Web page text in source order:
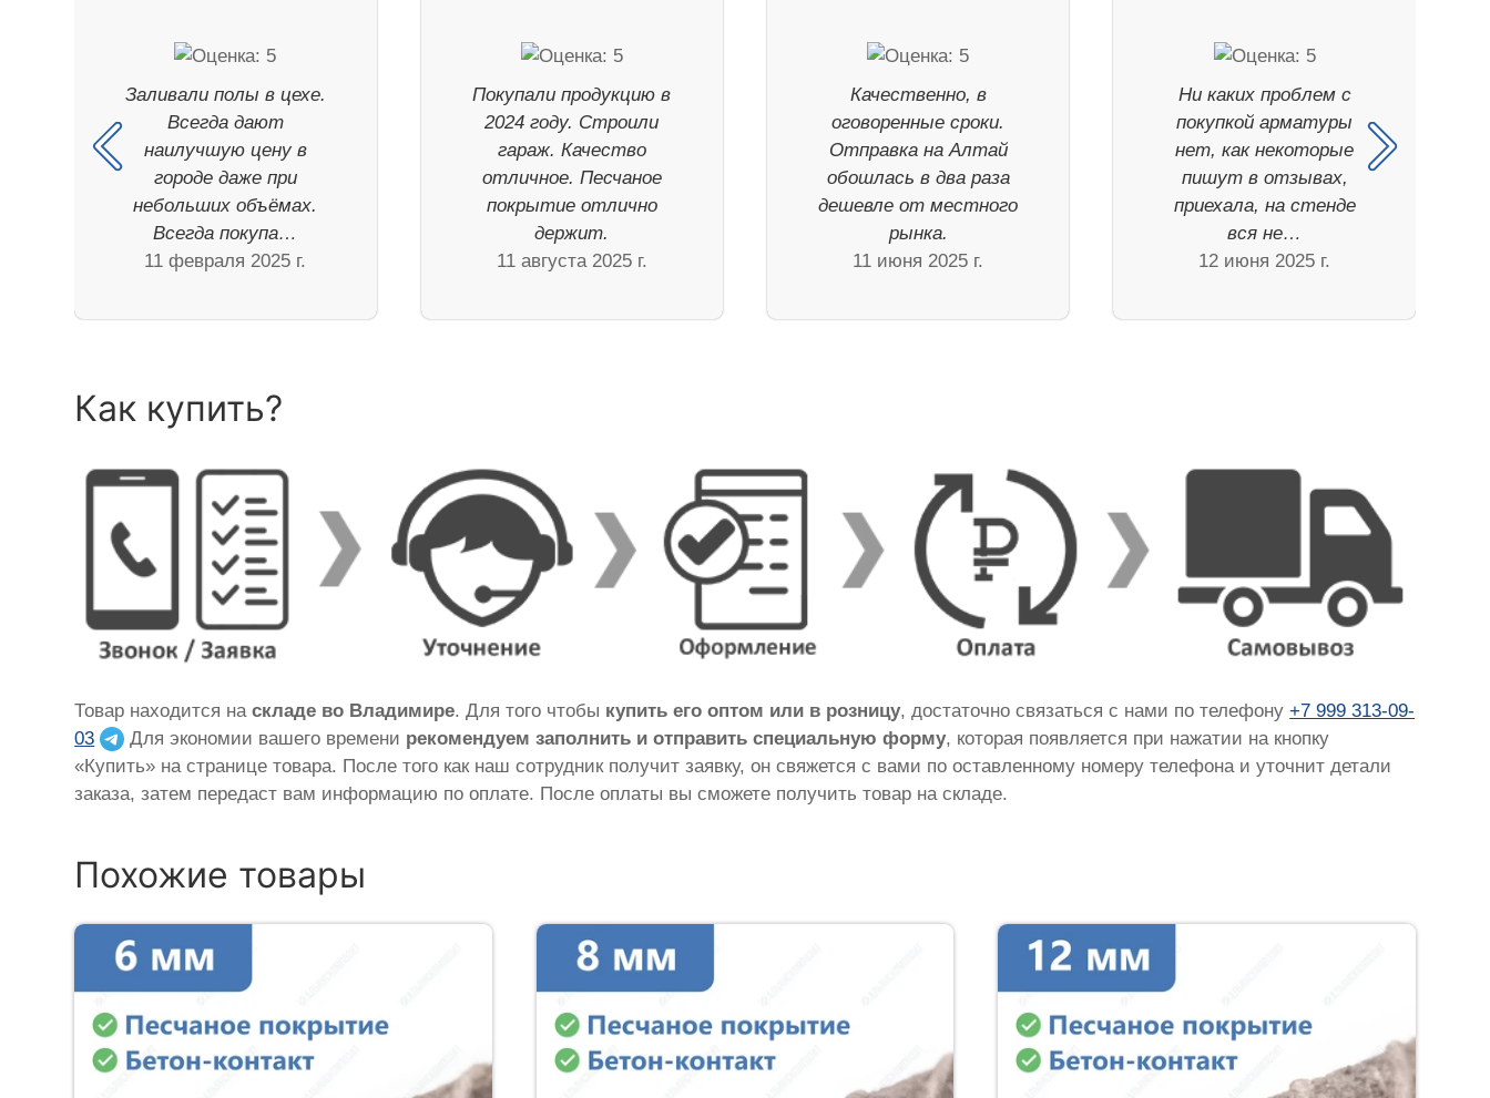
Заливали полы в цехе.
Всегда дают
наилучшую цену в
городе даже при
небольших объёмах.
Всегда покупа…
11 февраля 2025 г.
Покупали продукцию в
2024 году. Строили
гараж. Качество
отличное. Песчаное
покрытие отлично
держит.
11 августа 2025 г.
Качественно, в
оговоренные сроки.
Отправка на Алтай
обошлась в два раза
дешевле от местного
рынка.
11 июня 2025 г.
Ни каких проблем с
покупкой арматуры
нет, как некоторые
пишут в отзывах,
приехала, на стенде
вся не…
12 июня 2025 г.
Как купить?
Товар находится наскладе во Владимире. Для того чтобы купить его оптом или в розницу, достаточно связаться с нами по телефону+7 999 313-09-
03
Для экономии вашего времени рекомендуем заполнить и отправить специальную форму, которая появляется при нажатии на кнопку
«Купить» на странице товара. После того как наш сотрудник получит заявку, он свяжется с вами по оставленному номеру телефона и уточнит детали
заказа, затем передаст вам информацию по оплате. После оплаты вы сможете получить товар на складе.
Похожие товары